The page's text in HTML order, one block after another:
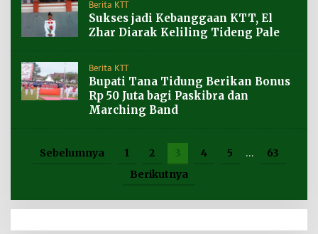
Berita KTT
Sukses jadi Kebanggaan KTT, El
Zhar Diarak Keliling Tideng Pale
Berita KTT
Bupati Tana Tidung Berikan Bonus
Rp 50 Juta bagi Paskibra dan
Marching Band
Sebelumnya 1 2 3 4 5 …
63
Berikutnya